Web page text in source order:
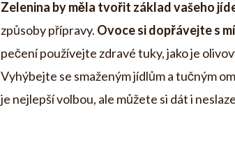
Zelenina by měla tvořit základ vašeho
způsoby přípravy. Ovoce si dopřávejte s
pečení používejte zdravé tuky, jako je
Vyhýbejte se smaženým jídlům a tučným
je nejlepší volbou, ale můžete si dát i